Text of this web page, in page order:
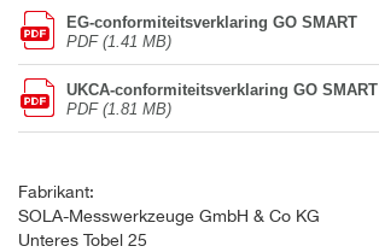
EG-conformiteitsverklaring GO SMART
PDF (1.41 MB)
UKCA-conformiteitsverklaring GO SMART
PDF (1.81 MB)
Fabrikant:
SOLA-Messwerkzeuge GmbH & Co KG
Unteres Tobel 25